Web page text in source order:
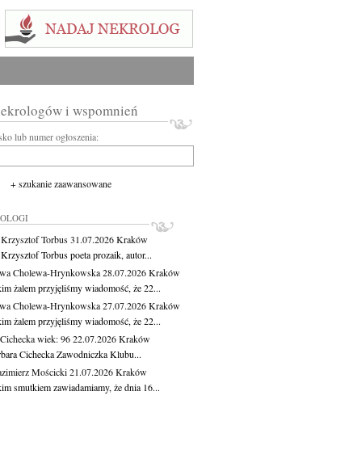
i wspomnień
lub numer ogłoszenia:
+ szukanie zaawansowane
Torbus31.07.2026Kraków
Torbus poeta prozaik, autor...
Cholewa-Hrynkowska28.07.2026Kraków
żalem przyjęliśmy wiadomość, że 22...
Cholewa-Hrynkowska27.07.2026Kraków
żalem przyjęliśmy wiadomość, że 22...
wiek: 9622.07.2026Kraków
Cichecka Zawodniczka Klubu...
Mościcki21.07.2026Kraków
smutkiem zawiadamiamy, że dnia 16...